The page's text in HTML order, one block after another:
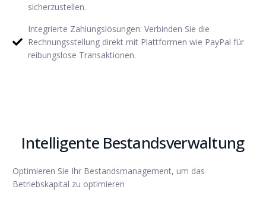
sicherzustellen.
Integrierte Zahlungslösungen: Verbinden Sie die
Rechnungsstellung direkt mit Plattformen wie PayPal für
reibungslose Transaktionen.
Intelligente Bestandsverwaltung
Optimieren Sie Ihr Bestandsmanagement, um das
Betriebskapital zu optimieren